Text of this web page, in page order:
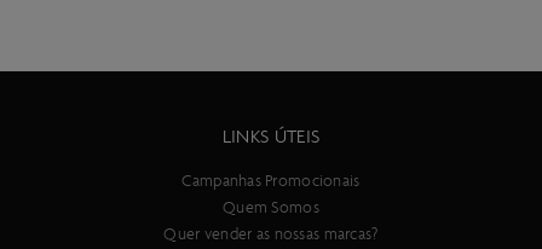
LINKS ÚTEIS
Campanhas Promocionais
Quem Somos
Quer vender as nossas marcas?